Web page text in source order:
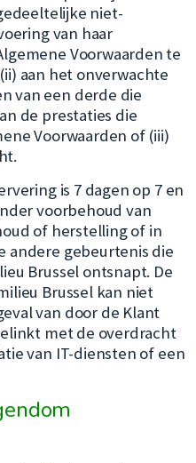
niet-
van haar
Voorwaarden te
aan het onverwachte
van een derde die
de prestaties die
Voorwaarden of (iii)
is 7 dagen op 7 en
voorbehoud van
of herstelling of in
andere gebeurtenis die
Brussel ontsnapt. De
Brussel kan niet
van door de Klant
met de overdracht
van IT-diensten of een